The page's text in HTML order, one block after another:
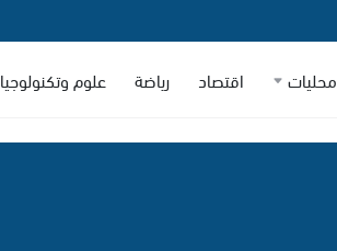
محليات اقتصاد رياضة علوم وتكنولوجيا